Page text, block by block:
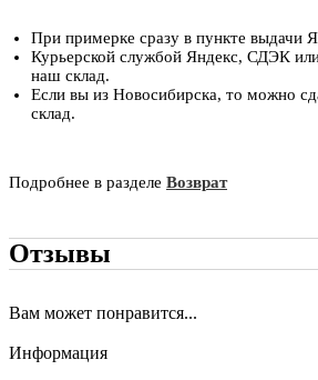
При примерке сразу в пункте выдачи
Курьерской службой Яндекс, СДЭК
наш склад.
Если вы из Новосибирска, то можно
склад.
Подробнее в разделе Возврат
Отзывы
Вам может понравится...
Информация